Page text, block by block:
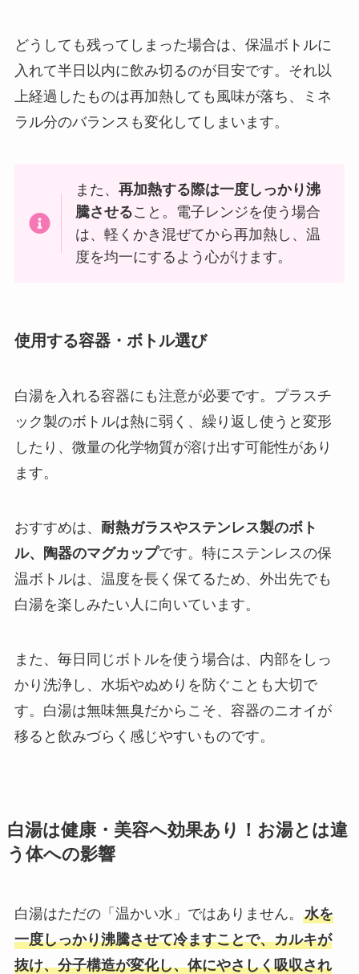
どうしても残ってしまった場合は、保温ボトルに
入れて半日以内に飲み切るのが目安です。それ以
上経過したものは再加熱しても風味が落ち、ミネ
ラル分のバランスも変化してしまいます。
また、再加熱する際は一度しっかり沸
騰させること。電子レンジを使う場合
は、軽くかき混ぜてから再加熱し、温
度を均一にするよう心がけます。
使用する容器・ボトル選び
白湯を入れる容器にも注意が必要です。プラスチ
ック製のボトルは熱に弱く、繰り返し使うと変形
したり、微量の化学物質が溶け出す可能性があり
ます。
おすすめは、 耐熱ガラスやステンレス製のボト
ル、陶器のマグカップです。特にステンレスの保
温ボトルは、温度を長く保てるため、外出先でも
白湯を楽しみたい人に向いています。
また、毎日同じボトルを使う場合は、内部をしっ
かり洗浄し、水垢やぬめりを防ぐことも大切で
す。白湯は無味無臭だからこそ、容器のニオイが
移ると飲みづらく感じやすいものです。
白湯は健康・美容へ効果あり！お湯とは違
う体への影響
白湯はただの「温かい水」ではありません。 水を
一度しっかり沸騰させて冷ますことで、カルキが
抜け、分子構造が変化し、体にやさしく吸収され